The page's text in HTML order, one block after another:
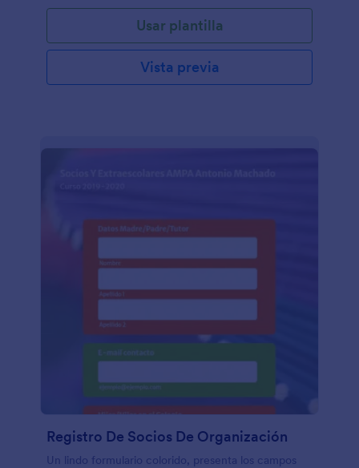
Usar plantilla
Vista previa
Registro De Socios De Organización
Un lindo formulario colorido, presenta los campos